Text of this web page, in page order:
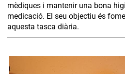
mèdiques i mantenir una bona
medicació. El seu objectiu és
aquesta tasca diària.